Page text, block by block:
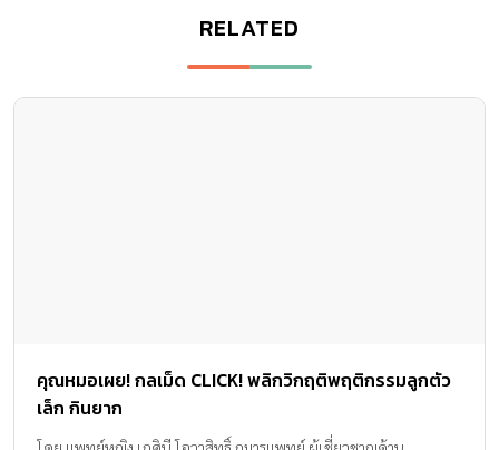
RELATED
คุณหมอเผย! กลเม็ด CLICK! พลิกวิกฤติพฤติกรรมลูกตัว
เล็ก กินยาก